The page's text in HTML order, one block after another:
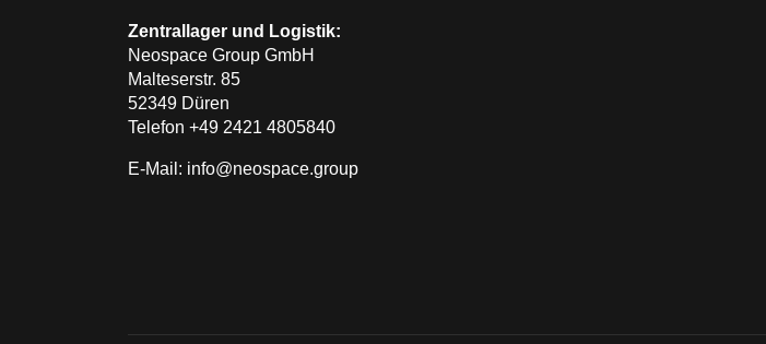
Zentrallager und Logistik:
Neospace Group GmbH
Malteserstr. 85
52349 Düren
Telefon +49 2421 4805840
E-Mail: info@neospace.group